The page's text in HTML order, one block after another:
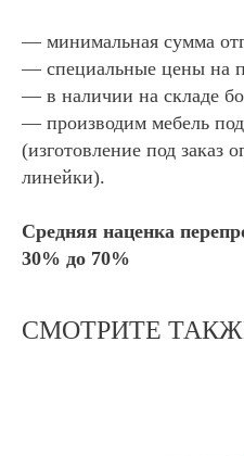
— минимальная сумма
— специальные цены на
— в наличии на складе
— производим мебель
(изготовление под заказ
линейки).
Средняя наценка
30% до 70%
СМОТРИТЕ